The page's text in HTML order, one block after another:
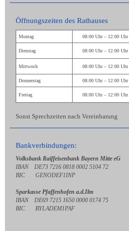
Öffnungszeiten des Rathauses
Montag 08:00 Uhr – 12:00 Uhr
Dienstag 08:00 Uhr – 12:00 Uhr
Mittwoch 08:00 Uhr – 12:00 Uhr
Donnerstag 08:00 Uhr – 12:00 Uhr
Freitag 08:00 Uhr – 12:00 Uhr
Sonst Sprechzeiten nach Vereinbarung
Bankverbindungen:
Volksbank Raiffeisenbank Bayern Mitte eG
IBAN DE73 7216 0818 0002 5104 72
BIC GENODEF1INP
Sparkasse Pfaffenhofen a.d.Ilm
IBAN DE69 7215 1650 0000 0174 75
BIC BYLADEM1PAF